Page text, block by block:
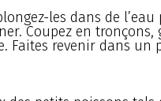
les dans de l’eau
Coupez en tronçons,
Faites revenir dans un